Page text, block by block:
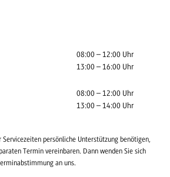
08:00 – 12:00 Uhr
13:00 – 16:00 Uhr
08:00 – 12:00 Uhr
13:00 – 14:00 Uhr
Servicezeiten persönliche Unterstützung benötigen,
Termin vereinbaren. Dann wenden Sie sich
an uns.